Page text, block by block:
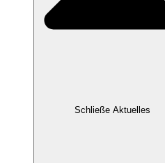
Schließe Aktuelles